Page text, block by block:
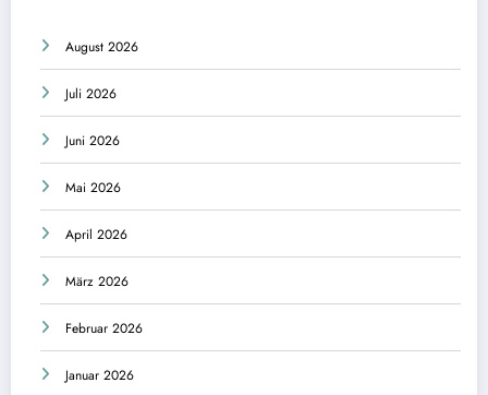
August 2026
Juli 2026
Juni 2026
Mai 2026
April 2026
März 2026
Februar 2026
Januar 2026